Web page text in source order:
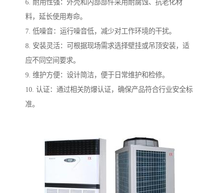
6. 耐用性强：外壳和内部部件采用耐腐蚀、抗老化材
料，延长使用寿命。
7. 低噪音：运行噪音低，减少对工作环境的干扰。
8. 安装灵活：可根据现场需求选择壁挂或吊顶安装，适
应不同空间要求。
9. 维护方便：设计简洁，便于日常维护和检修。
10. 认证：通过相关防爆认证，确保产品符合行业安全标
准。